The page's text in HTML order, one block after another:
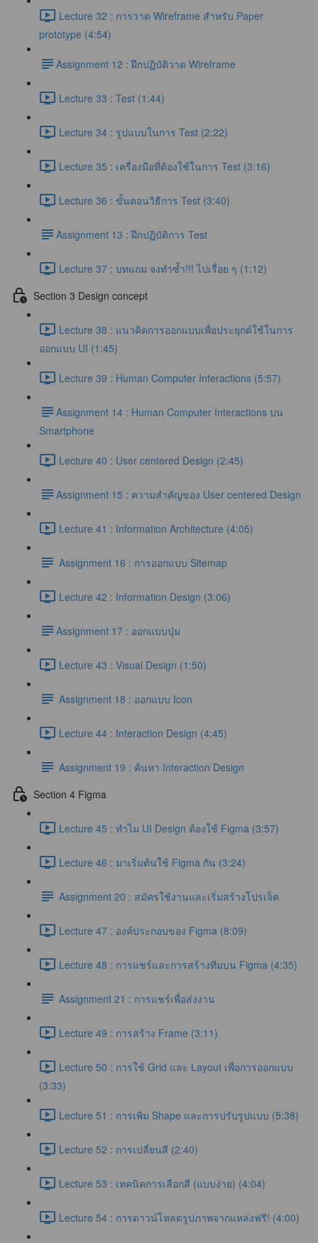
Lecture 32 : การวาด Wireframe สำหรับ Paper
prototype (4:54)
​Assignment 12 : ฝึกปฏิบัติวาด Wireframe
Lecture 33 : Test (1:44)
Lecture 34 : รูปแบบในการ Test (2:22)
Lecture 35 : เครื่องมือที่ต้องใช้ในการ Test (3:16)
Lecture 36 : ขั้นตอนวิธีการ Test (3:40)
​Assignment 13 : ฝึกปฏิบัติการ Test
Lecture 37 : บทแถม จงทำซ้ำ!!! ไปเรื่อย ๆ (1:12)
Section 3 Design concept
Lecture 38 : แนวคิดการออกแบบเพื่อประยุกต์ใช้ในการ
ออกแบบ UI (1:45)
Lecture 39 : Human Computer Interactions (5:57)
​Assignment 14 : Human Computer Interactions บน
Smartphone
Lecture 40 : User centered Design (2:45)
​Assignment 15 : ความสำคัญของ User centered Design
Lecture 41 : Information Architecture (4:05)
Assignment 16 : การออกแบบ Sitemap
Lecture 42 : Information Design (3:06)
​Assignment 17 : ออกแบบปุ่ม
Lecture 43 : Visual Design (1:50)
Assignment 18 : ออกแบบ Icon
Lecture 44 : Interaction Design (4:45)
Assignment 19 : ค้นหา Interaction Design
Section 4 Figma
Lecture 45 : ทำไม UI Design ต้องใช้ Figma (3:57)
Lecture 46 : มาเริ่มต้นใช้ Figma กัน (3:24)
Assignment 20 : สมัครใช้งานและเริ่มสร้างโปรเจ็ค
Lecture 47 : องค์ประกอบของ Figma (8:09)
Lecture 48 : การแชร์และการสร้างทีมบน Figma (4:35)
Assignment 21 : การแชร์เพื่อส่งงาน
Lecture 49 : การสร้าง Frame (3:11)
Lecture 50 : การใช้ Grid และ Layout เพื่อการออกแบบ
(3:33)
Lecture 51 : การเพิ่ม Shape และการปรับรูปแบบ (5:38)
Lecture 52 : การเปลี่ยนสี (2:40)
Lecture 53 : เทคนิคการเลือกสี (แบบง่าย) (4:04)
Lecture 54 : การดาวน์โหลดรูปภาพจากแหล่งฟรี! (4:00)